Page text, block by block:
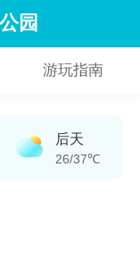
园
游玩指南
后天
26/37℃